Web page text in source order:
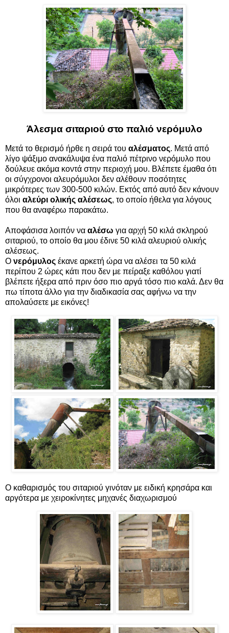
Άλεσμα σιταριού στο παλιό νερόμυλο
Μετά το θερισμό ήρθε η σειρά του αλέσματος. Μετά από
λίγο ψάξιμο ανακάλυψα ένα παλιό πέτρινο νερόμυλο που
δούλευε ακόμα κοντά στην περιοχή μου. Βλέπετε έμαθα ότι
οι σύγχρονοι αλευρόμυλοι δεν αλέθουν ποσότητες
μικρότερες των 300-500 κιλών. Εκτός από αυτό δεν κάνουν
όλοι αλεύρι ολικής αλέσεως, το οποίο ήθελα για λόγους
που θα αναφέρω παρακάτω.
Αποφάσισα λοιπόν να αλέσω για αρχή 50 κιλά σκληρού
σιταριού, το οποίο θα μου έδινε 50 κιλά αλευριού ολικής
αλέσεως.
Ο νερόμυλος έκανε αρκετή ώρα να αλέσει τα 50 κιλά
περίπου 2 ώρες κάτι που δεν με πείραξε καθόλου γιατί
βλέπετε ήξερα από πριν όσο πιο αργά τόσο πιο καλά. Δεν θα
πω τίποτα άλλο για την διαδικασία σας αφήνω να την
απολαύσετε με εικόνες!
Ο καθαρισμός του σιταριού γινόταν με ειδική κρησάρα και
αργότερα με χειροκίνητες μηχανές διαχωρισμού